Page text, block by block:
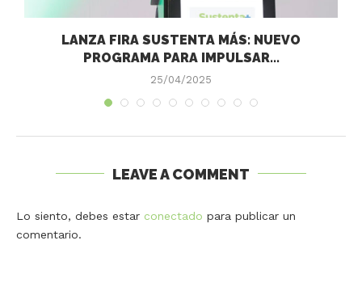
LANZA FIRA SUSTENTA MÁS: NUEVO
PROGRAMA PARA IMPULSAR...
25/04/2025
LEAVE A COMMENT
Lo siento, debes estar conectado para publicar un
comentario.